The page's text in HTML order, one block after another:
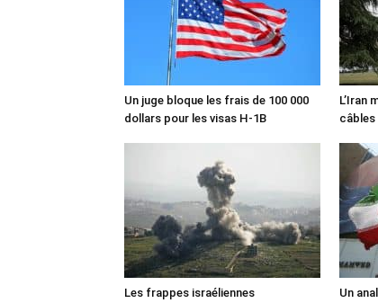
Un juge bloque les frais de 100 000
dollars pour les visas H-1B
L’Iran
câbles
Les frappes israéliennes
Un